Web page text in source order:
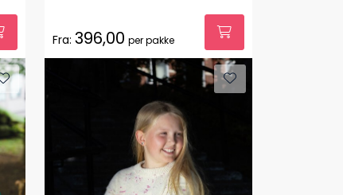
Fra: 396,00 per pakke